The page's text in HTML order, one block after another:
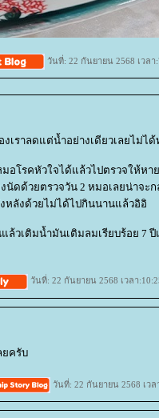
วันที่: 22 กันยายน 2568 เวลา
เราลดแต่น้ำอย่างเดียวเลยไม่ได้
โรคหัวใจได้แล้วไปตรวจให้หา
นัดด้วยตรวจวัน 2 หมอเลยน่าจะ
หลังด้วยไม่ได้ไปกินนานแล้วอิอิ
ล้วเติมน้ำมันเติมลมเรียบร้อย 7 ปี
วันที่: 22 กันยายน 2568 เวลา
ยครับ
วันที่: 22 กันยายน 2568 เวล